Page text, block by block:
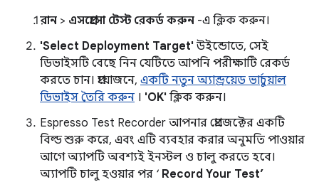
রান > এসপ্রেসো টেস্ট রেকর্ড করুন -এ ক্লিক করুন।
'Select Deployment Target' উইন্ডোতে, সেই
ডিভাইসটি বেছে নিন যেটিতে আপনি পরীক্ষাটি রেকর্ড
করতে চান। প্রয়োজনে, একটি নতুন অ্যান্ড্রয়েড ভার্চুয়াল
ডিভাইস তৈরি করুন । 'OK' ক্লিক করুন।
Espresso Test Recorder আপনার প্রোজেক্টের একটি
বিল্ড শুরু করে, এবং এটি ব্যবহার করার অনুমতি পাওয়ার
আগে অ্যাপটি অবশ্যই ইনস্টল ও চালু করতে হবে।
অ্যাপটি চালু হওয়ার পর ‘ Record Your Test’